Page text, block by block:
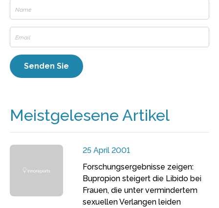
Meistgelesene Artikel
25 April 2001
Forschungsergebnisse zeigen:
Bupropion steigert die Libido bei
Frauen, die unter vermindertem
sexuellen Verlangen leiden